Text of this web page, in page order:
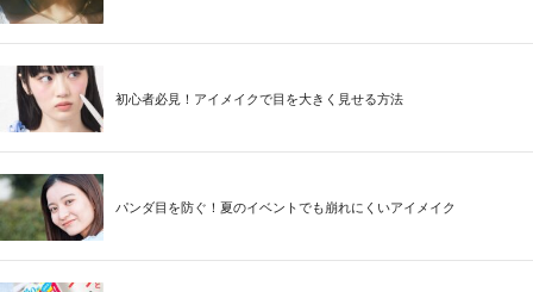
初心者必見！アイメイクで目を大きく見せる方法
パンダ目を防ぐ！夏のイベントでも崩れにくいアイメイク